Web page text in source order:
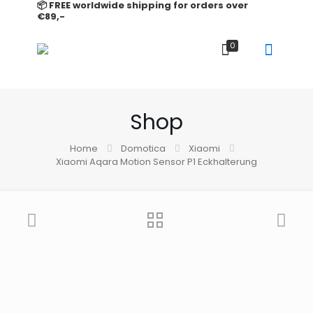
📦 FREE worldwide shipping for orders over
€89,-
0
Shop
Home Domotica
Xiaomi
Xiaomi Aqara Motion Sensor P1 Eckhalterung